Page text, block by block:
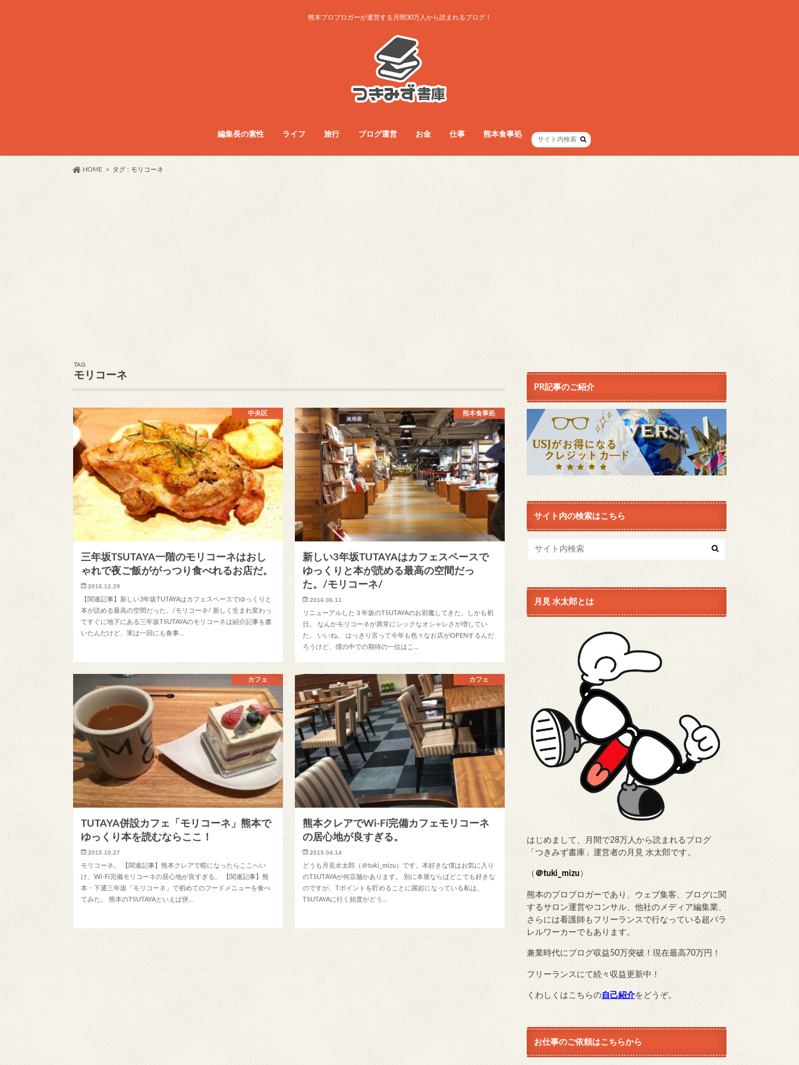
熊本プロブロガーが運営する月間30万人から読まれるブログ！
編集長の素性 ライフ
ライフ
お得生活術
グッズレビュー
コラム
サービス
ダイエット
ファッション
フード
旅行
旅行総合
旅行術
旅行記
ブログ運営
ブログ運営
アクセス・収益
ノウハウ
お金
お金
フリーランス
副業
仕事
仕事総合
人間関係
仕事術
働き方
医療・看護師
熊本食事処
食事総合
モーニング
ランチ
夜ご飯
カフェ
居酒屋・BAR
パン屋
ラーメン
まとめ
HOME タグ : モリコーネ
TAG
モリコーネ
中央区
三年坂TSUTAYA一階のモリコーネはおし
ゃれで夜ご飯ががっつり食べれるお店だ。
2016.12.29
【関連記事】新しい3年坂TUTAYAはカフェスペースでゆっくりと
本が読める最高の空間だった。/モリコーネ/ 新しく生まれ変わっ
てすぐに地下にある三年坂TSUTAYAのモリコーネは紹介記事を書
いたんだけど、実は一回にも食事…
熊本食事処
新しい3年坂TUTAYAはカフェスペースで
ゆっくりと本が読める最高の空間だっ
た。/モリコーネ/
2016.06.11
リニューアルした３年坂のTSUTAYAのお邪魔してきた。しかも初
日。 なんかモリコーネが異常にシックなオシャレさが増してい
た。 いいね。 はっきり言って今年も色々なお店がOPENするんだ
ろうけど、僕の中での期待の一位はこ…
カフェ
TUTAYA併設カフェ「モリコーネ」熊本で
ゆっくり本を読むならここ！
2015.10.27
モリコーネ。 【関連記事】熊本クレアで暇になったらここへい
け、Wi-Fi完備モリコーネの居心地が良すぎる。 【関連記事】熊
本・下通三年坂「モリコーネ」で初めてのフードメニューを食べ
てみた。 熊本のTSUTAYAといえば併…
カフェ
熊本クレアでWi-Fi完備カフェモリコーネ
の居心地が良すぎる。
2015.04.14
どうも月見水太郎（＠tuki_mizu）です。本好きな僕はお気に入り
のTSUTAYAが何店舗かあります。 別に本屋ならばどこでも好きな
のですが、Tポイントを貯めることに躍起になっている私は、
TSUTAYAに行く頻度がどう…
PR記事のご紹介
サイト内の検索はこちら
月見 水太郎とは
はじめまして、月間で28万人から読まれるブログ
「つきみず書庫」運営者の月見 水太郎です。
（ ＠tuki_mizu ）
熊本のプロブロガーであり、ウェブ集客、ブログに関
するサロン運営やコンサル、他社のメディア編集業、
さらには看護師もフリーランスで行なっている超パラ
レルワーカーでもあります。
兼業時代にブログ収益50万突破！現在最高70万円！
フリーランスにて続々収益更新中！
くわしくはこちらの自己紹介をどうぞ。
お仕事のご依頼はこちらから